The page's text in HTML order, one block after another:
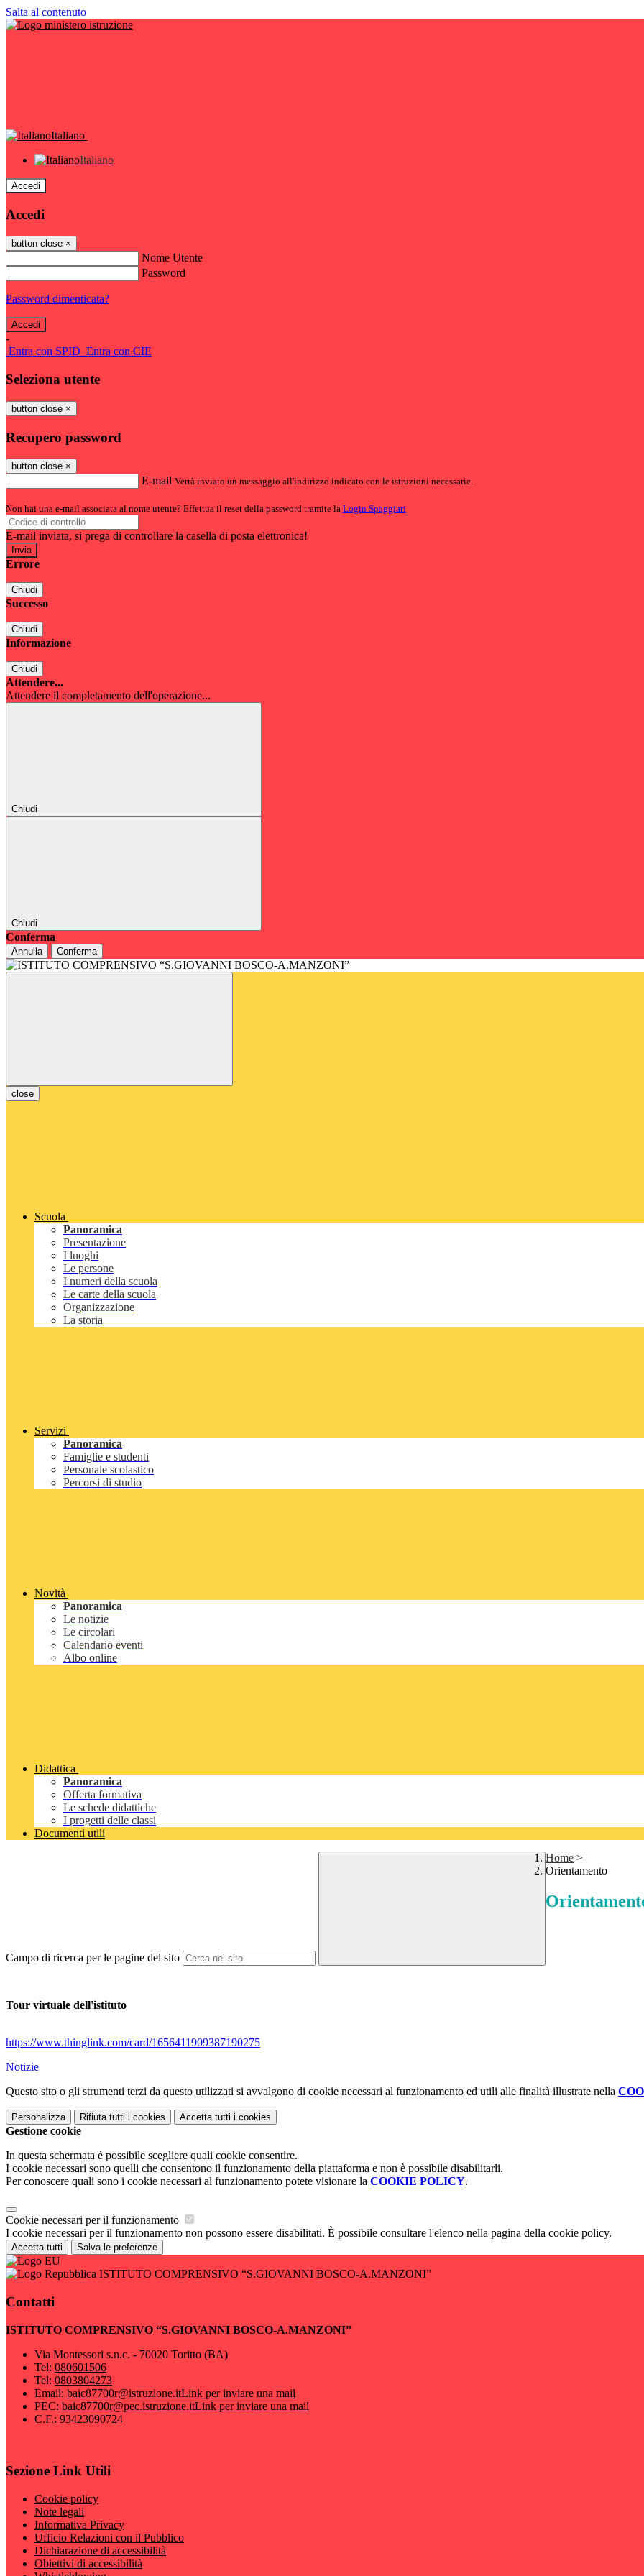
Salta al contenuto
Italiano
Italiano
Accedi
Accedi
button close ×
Nome Utente
Password
Password dimenticata?
-
Entra con SPID Entra con CIE
Seleziona utente
button close ×
Recupero password
button close ×
E-mail Verrà inviato un messaggio all'indirizzo indicato con le istruzioni necessarie.
Non hai una e-mail associata al nome utente? Effettua il reset della password tramite la Login Spaggiari
E-mail inviata, si prega di controllare la casella di posta elettronica!
Errore
Chiudi
Successo
Chiudi
Informazione
Chiudi
Attendere...
Attendere il completamento dell'operazione...
Chiudi
Chiudi
Conferma
Annulla Conferma
close
Scuola
Panoramica
Presentazione
I luoghi
Le persone
I numeri della scuola
Le carte della scuola
Organizzazione
La storia
Servizi
Panoramica
Famiglie e studenti
Personale scolastico
Percorsi di studio
Novità
Panoramica
Le notizie
Le circolari
Calendario eventi
Albo online
Didattica
Panoramica
Offerta formativa
Le schede didattiche
I progetti delle classi
Documenti utili
Campo di ricerca per le pagine del sito
Home >
Orientamento
Tour virtuale dell'istituto
https://www.thinglink.com/card/1656411909387190275
Notizie
Questo sito o gli strumenti terzi da questo utilizzati si avvalgono di cookie necessari al funzionamento ed utili alle finalità illustrate nella
Personalizza Rifiuta tutti i cookies Accetta tutti i cookies
Gestione cookie
In questa schermata è possibile scegliere quali cookie consentire.
I cookie necessari sono quelli che consentono il funzionamento della piattaforma e non è possibile disabilitarli.
Per conoscere quali sono i cookie necessari al funzionamento potete visionare la COOKIE POLICY.
Cookie necessari per il funzionamento
I cookie necessari per il funzionamento non possono essere disabilitati. È possibile consultare l'elenco nella pagina della cookie policy.
Accetta tutti Salva le preferenze
ISTITUTO COMPRENSIVO “S.GIOVANNI BOSCO-A.MANZONI”
Contatti
ISTITUTO COMPRENSIVO “S.GIOVANNI BOSCO-A.MANZONI”
Via Montessori s.n.c. - 70020 Toritto (BA)
Tel: 080601506
Tel: 0803804273
Email: baic87700r@istruzione.itLink per inviare una mail
PEC: baic87700r@pec.istruzione.itLink per inviare una mail
C.F.: 93423090724
Sezione Link Utili
Cookie policy
Note legali
Informativa Privacy
Ufficio Relazioni con il Pubblico
Dichiarazione di accessibilità
Obiettivi di accessibilità